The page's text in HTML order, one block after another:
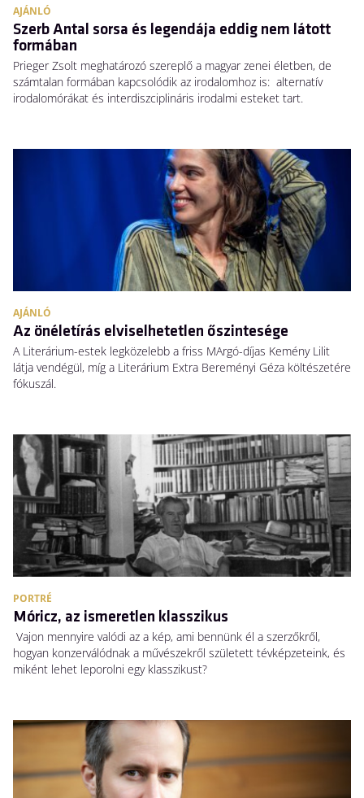
AJÁNLÓ
Szerb Antal sorsa és legendája eddig nem látott
formában
Prieger Zsolt meghatározó szereplő a magyar zenei életben, de
számtalan formában kapcsolódik az irodalomhoz is: alternatív
irodalomórákat és interdiszciplináris irodalmi esteket tart.
AJÁNLÓ
Az önéletírás elviselhetetlen őszintesége
A Literárium-estek legközelebb a friss MArgó-díjas Kemény Lilit
látja vendégül, míg a Literárium Extra Bereményi Géza költészetére
fókuszál.
PORTRÉ
Móricz, az ismeretlen klasszikus
Vajon mennyire valódi az a kép, ami bennünk él a szerzőkről,
hogyan konzerválódnak a művészekről született tévképzeteink, és
miként lehet leporolni egy klasszikust?